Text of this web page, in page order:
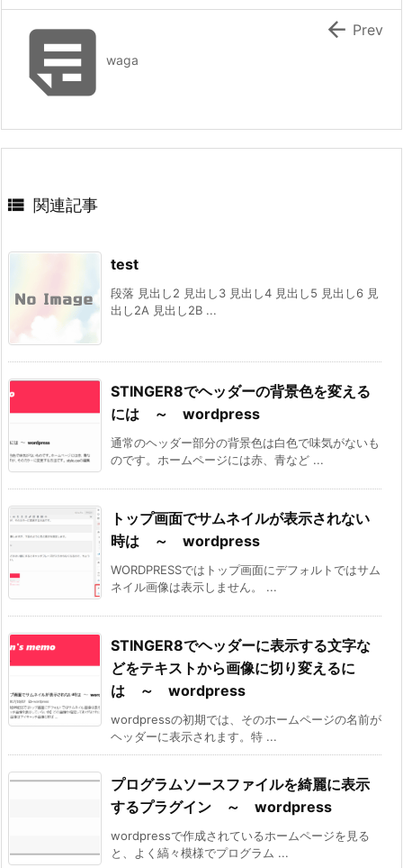
waga
 Prev
 関連記事
test
段落 見出し2 見出し3 見出し4 見出し5 見出し6 見
出し2A 見出し2B ...
STINGER8でヘッダーの背景色を変える
には ～ wordpress
通常のヘッダー部分の背景色は白色で味気がないも
のです。ホームページには赤、青など ...
トップ画面でサムネイルが表示されない
時は ～ wordpress
WORDPRESSではトップ画面にデフォルトではサム
ネイル画像は表示しません。 ...
STINGER8でヘッダーに表示する文字な
どをテキストから画像に切り変えるに
は ～ wordpress
wordpressの初期では、そのホームページの名前が
ヘッダーに表示されます。特 ...
プログラムソースファイルを綺麗に表示
するプラグイン ～ wordpress
wordpressで作成されているホームページを見る
と、よく縞々模様でプログラム ...